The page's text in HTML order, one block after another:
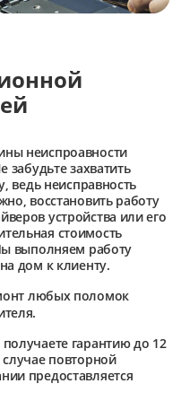
неиспроавности
забудьте захватить
ведь неисправность
восстановить работу
устройства или его
стоимость
выполняем работу
дом к клиенту.
любых поломок
гарантию до 12
повторной
предоставляется